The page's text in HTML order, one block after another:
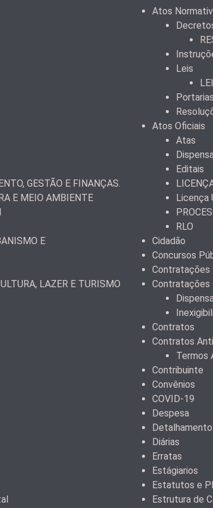
GESTÃO E FINANÇAS.
E MEIO AMBIENTE
E
LAZER E TURISMO
Atos
Leis
Portarias
Atos Oficiais
Atas
Editais
Licença
RLO
Cidadão
Concursos
Contratações
Contratos
Contratos
Termos
Contribuinte
Convênios
COVID-19
Despesa
Diárias
Erratas
Estágiarios
Estatutos e
Estrutura de